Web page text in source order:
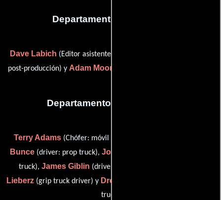
Departamento de editorial
Dave Labich (Editor asistente),
post-producción) y Adam Moore
Departamento de transporte
Terry Adams(Chófer: móvil de servicios sanitarios),
Bunce(driver: prop truck), Joe Castiglione
truck), James Giblin (driver: set decoration van),
Lieberz(grip truck driver) y Drew Yanarella
truck)